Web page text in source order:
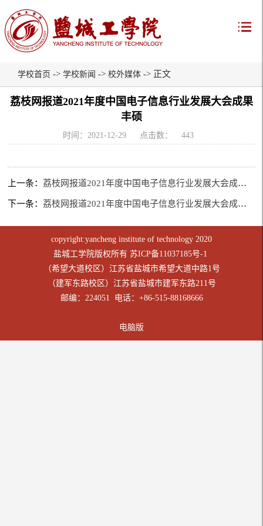
学校首页 -> 学校新闻 -> 校外媒体 -> 正文
荔枝网报道2021年度中国电子信息行业发展大会成果
丰硕
时间：2021-12-29 点击数： 443
上一条： 荔枝网报道2021年度中国电子信息行业发展大会成果丰硕
下一条： 荔枝网报道2021年度中国电子信息行业发展大会成果丰硕
copyright:yancheng institute of technology 2020
盐城工学院版权所有 苏ICP备11037185号-1
（希望大道校区）江苏省盐城市希望大道中路1号
（建军东路校区）江苏省盐城市建军东路211号
邮编：224051 电话：+86-515-88168666
电脑版